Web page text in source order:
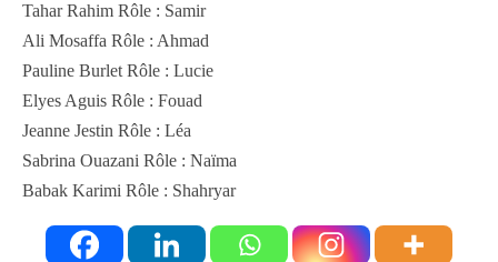
Tahar Rahim Rôle : Samir
Ali Mosaffa Rôle : Ahmad
Pauline Burlet Rôle : Lucie
Elyes Aguis Rôle : Fouad
Jeanne Jestin Rôle : Léa
Sabrina Ouazani Rôle : Naïma
Babak Karimi Rôle : Shahryar